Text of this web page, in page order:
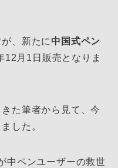
、新たに 中国式ペン
12月1日販売となりま
た筆者から見て、今
した。
中ペンユーザーの救世